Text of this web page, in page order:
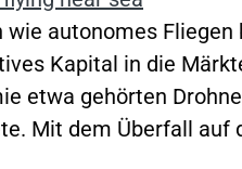
wie autonomes
Kapital in die
etwa gehörten
Mit dem Überfall auf